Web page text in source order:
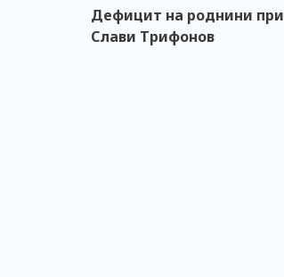
Дефицит на роднини при
Слави Трифонов